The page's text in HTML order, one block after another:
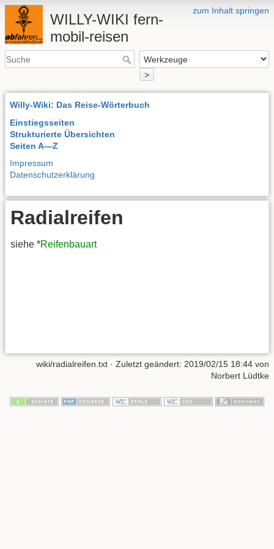
zum Inhalt springen
WILLY-WIKI fern-
mobil-reisen
>
Willy-Wiki: Das Reise-Wörterbuch
Einstiegsseiten
Strukturierte Übersichten
Seiten A—Z
Impressum
Datenschutzerklärung
Radialreifen
siehe *Reifenbauart
wiki/radialreifen.txt · Zuletzt geändert: 2019/02/15 18:44 von
Norbert Lüdtke